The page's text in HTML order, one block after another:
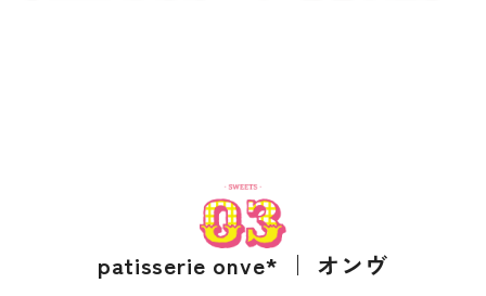
patisserie onve* ｜ オンヴ